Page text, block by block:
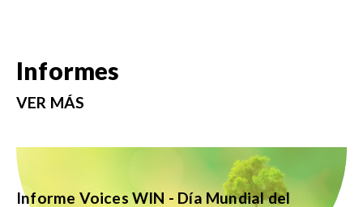
Informes
VER MÁS
Informe Voices WIN - Día Mundial del